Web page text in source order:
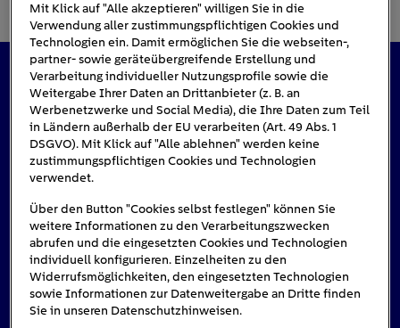
Das könnte Sie auch interessieren
Mit Klick auf "Alle akzeptieren" willigen Sie in die
Verwendung aller zustimmungspflichtigen Cookies und
Technologien ein. Damit ermöglichen Sie die webseiten-,
partner- sowie geräteübergreifende Erstellung und
Verarbeitung individueller Nutzungsprofile sowie die
Weitergabe Ihrer Daten an Drittanbieter (z. B. an
Werbenetzwerke und Social Media), die Ihre Daten zum Teil
in Ländern außerhalb der EU verarbeiten (Art. 49 Abs. 1
DSGVO). Mit Klick auf "Alle ablehnen" werden keine
zustimmungspflichtigen Cookies und Technologien
verwendet.
Über den Button "Cookies selbst festlegen" können Sie
weitere Informationen zu den Verarbeitungszwecken
abrufen und die eingesetzten Cookies und Technologien
individuell konfigurieren. Einzelheiten zu den
Widerrufsmöglichkeiten, den eingesetzten Technologien
sowie Informationen zur Datenweitergabe an Dritte finden
Sie in unseren Datenschutzhinweisen.